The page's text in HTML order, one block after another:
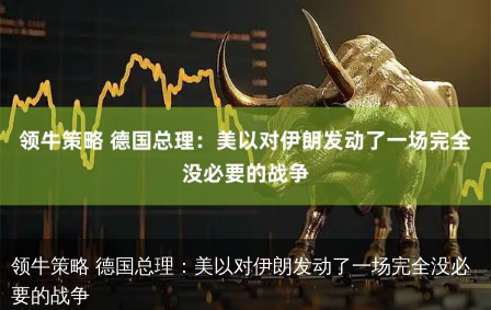
领牛策略 德国总理：美以对伊朗发动了一场完全没必
要的战争